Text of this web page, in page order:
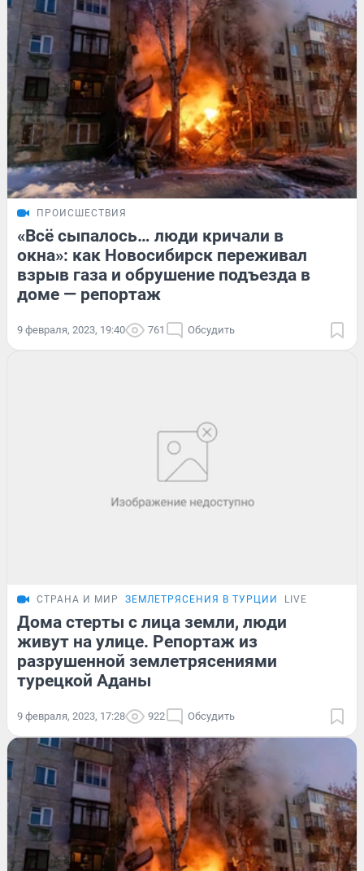
ПРОИСШЕСТВИЯ
«Всё сыпалось… люди кричали в
окна»: как Новосибирск переживал
взрыв газа и обрушение подъезда в
доме — репортаж
9 февраля, 2023, 19:40 761 Обсудить
СТРАНА И МИР ЗЕМЛЕТРЯСЕНИЯ В ТУРЦИИ LIVE
Дома стерты с лица земли, люди
живут на улице. Репортаж из
разрушенной землетрясениями
турецкой Аданы
9 февраля, 2023, 17:28 922 Обсудить